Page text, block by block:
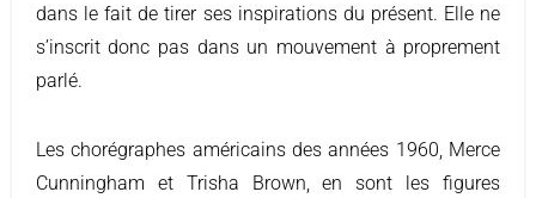
dans le fait de tirer ses inspirations du présent. Elle ne
s’inscrit donc pas dans un mouvement à proprement
parlé.
Les chorégraphes américains des années 1960, Merce
Cunningham et Trisha Brown, en sont les figures